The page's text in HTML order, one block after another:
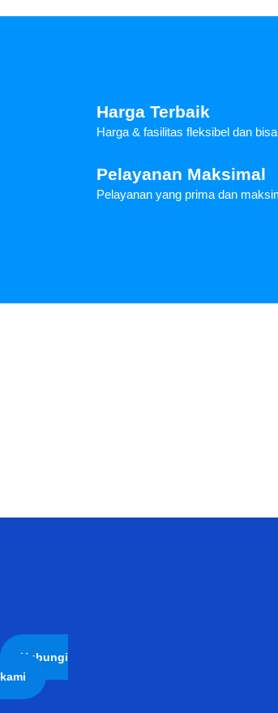
Harga Terbaik
Harga & fasilitas fleksibel dan
Pelayanan Maksimal
Pelayanan yang prima dan
Hubungi
kami